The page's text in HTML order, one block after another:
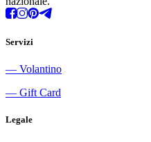
Servizi
― Volantino
― Gift Card
Legale